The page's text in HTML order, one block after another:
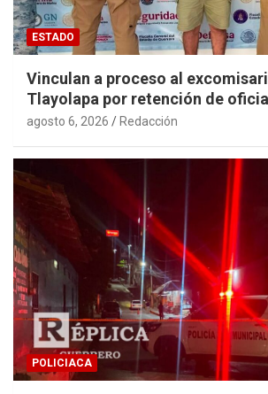
ESTADO
Vinculan a proceso al
Tlayolapa por retención de
agosto 6, 2026 Redacción
POLICIACA